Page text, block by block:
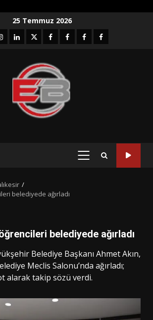
25 Temmuz 2026
LinkedIntwitterfacebook-Facebook-
Facebook-Facebook-
PRIMARY
belediyede ağırladı
belediyede ağırladı
Belediye Başkanı Ahmet Akın,
Meclis Salonu’nda ağırladı;
alarak takip sözü verdi.